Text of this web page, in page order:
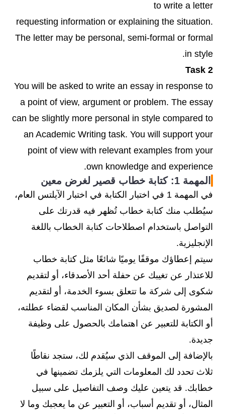
to write a letter
requesting information or explaining the situation.
The letter may be personal, semi-formal or formal
in style.
Task 2
You will be asked to write an essay in response to
a point of view, argument or problem. The essay
can be slightly more personal in style compared to
an Academic Writing task. You will support your
point of view with relevant examples from your
own knowledge and experience.
المهمة 1: كتابة خطاب قصير لغرض معين
في المهمة 1 في اختبار الكتابة في اختبار الآيلتس العام،
سيُطلب منك كتابة خطاب تُظهر فيه قدرتك على
التواصل باستخدام اصطلاحات كتابة الخطاب باللغة
الإنجليزية.
سيتم إعطاؤك موقفًا يوميًا شائعًا مثل كتابة خطاب
للاعتذار عن تغيبك عن حفلة أحد الأصدقاء، أو لتقديم
شكوى إلى شركة ما تتعلق بسوء الخدمة، أو لتقديم
المشورة لصديق بشأن المكان المناسب لقضاء عطلته،
أو الكتابة للتعبير عن اهتمامك بالحصول على وظيفة
جديدة.
بالإضافة إلى الموقف الذي سيُقدم لك، ستجد نقاطًا
ثلاث تحدد لك المعلومات التي يلزمك تضمينها في
خطابك. قد يتعين عليك وصف التفاصيل على سبيل
المثال، أو تقديم أسباب، أو التعبير عن ما يعجبك وما لا